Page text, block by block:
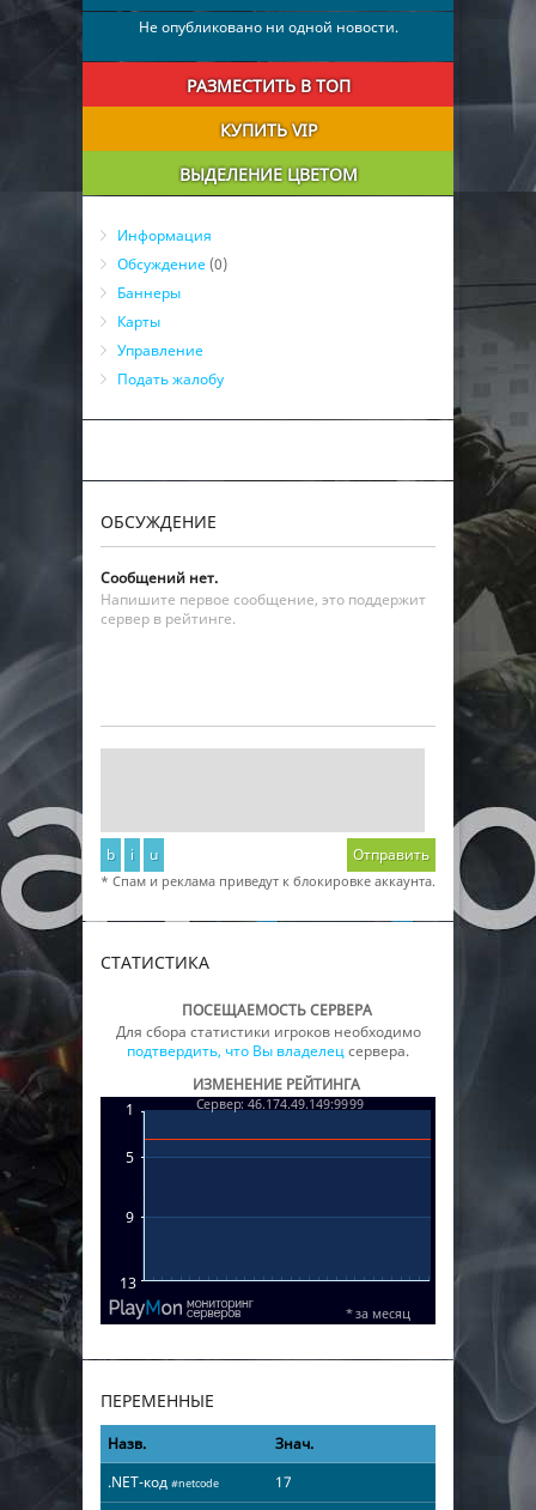
27 YLTRAS_88_*) 002:16:42
Tкач<3Сибиряк
29
DEMON 002:06:10
ЖЕКА Frankfurt 84
00:01:00
любовник BOT Z's
СССР бот
33
Striptizer бот 003:43:20
34
Не опубликовано ни одной новости.
РАЗМЕСТИТЬ В ТОП
КУПИТЬ VIP
ВЫДЕЛЕНИЕ ЦВЕТОМ
Информация
Обсуждение (0)
Баннеры
Карты
Управление
Подать жалобу
ОБСУЖДЕНИЕ
Сообщений нет.
Напишите первое сообщение, это поддержит
сервер в рейтинге.
b i u Отправить
* Спам и реклама приведут к блокировке аккаунта.
СТАТИСТИКА
ПОСЕЩАЕМОСТЬ СЕРВЕРА
Для сбора статистики игроков необходимо
подтвердить, что Вы владелецсервера.
ИЗМЕНЕНИЕ РЕЙТИНГА
ПЕРЕМЕННЫЕ
Назв.
Знач.
.NET-код #netcode
17